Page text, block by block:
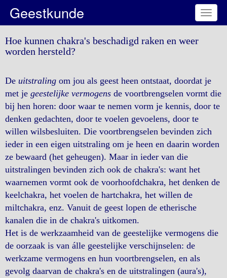
Toggle
Geestkunde
Hoe kunnen chakra's beschadigd raken en weer
worden hersteld?
De uitstraling om jou als geest heen ontstaat, doordat je
met je geestelijke vermogens de voortbrengselen vormt die
bij hen horen: door waar te nemen vorm je kennis, door te
denken gedachten, door te voelen gevoelens, door te
willen wilsbesluiten. Die voortbrengselen bevinden zich
ieder in een eigen uitstraling om je heen en daarin worden
ze bewaard (het geheugen). Maar in ieder van die
uitstralingen bevinden zich ook de chakra's: want het
waarnemen vormt ook de voorhoofdchakra, het denken de
keelchakra, het voelen de hartchakra, het willen de
miltchakra, enz. Vanuit de geest lopen de etherische
kanalen die in de chakra's uitkomen.
Het is de werkzaamheid van de geestelijke vermogens die
de oorzaak is van álle geestelijke verschijnselen: de
werkzame vermogens en hun voortbrengselen, en als
gevolg daarvan de chakra's en de uitstralingen (aura's),